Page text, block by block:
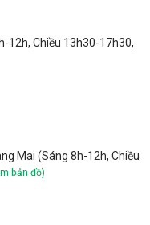
và trọng lượng lớn.
những tiêu chí quan
đèn chùm nào.
12h, Chiều 13h30-17h30,
Mai (Sáng 8h-12h, Chiều
bản đồ)